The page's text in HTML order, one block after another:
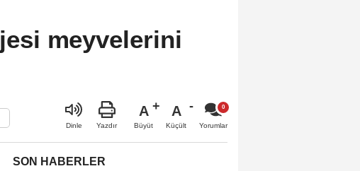
meyvelerini
Dinle Yazdır
A
Büyüt
A
Küçült Yorumlar
SON HABERLER